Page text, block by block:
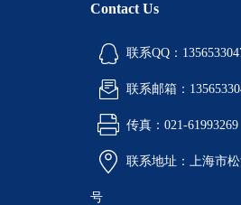
Contact Us
联系QQ：
联系邮箱：
传真：021-61993269
联系地址：上海市
号